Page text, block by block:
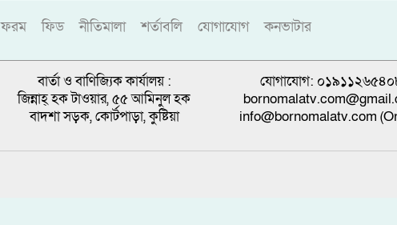
ফরম ফিড নীতিমালা শর্তাবলি যোগাযোগ কনভাটার
বার্তা ও বাণিজ্যিক কার্যালয় :
জিন্নাহ্ হক টাওয়ার, ৫৫ আমিনুল হক
বাদশা সড়ক, কোর্টপাড়া, কুষ্টিয়া
যোগাযোগ:
info@bornomalatv.com